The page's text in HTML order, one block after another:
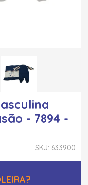
- 7894 -
SKU: 633900